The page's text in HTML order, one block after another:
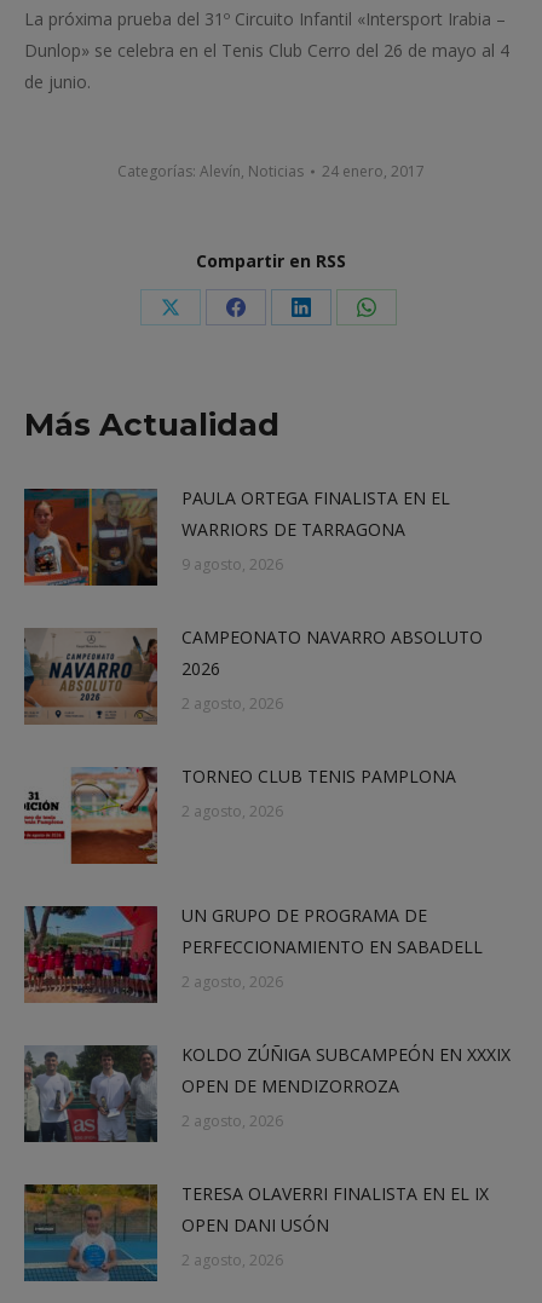
La próxima prueba del 31º Circuito Infantil «Intersport Irabia –
Dunlop» se celebra en el Tenis Club Cerro del 26 de mayo al 4
de junio.
Categorías: Alevín, Noticias 24 enero, 2017
Compartir en RSS
Share Share Share Share
Más Actualidad
PAULA ORTEGA FINALISTA EN EL
WARRIORS DE TARRAGONA
9 agosto, 2026
CAMPEONATO NAVARRO ABSOLUTO
2026
2 agosto, 2026
TORNEO CLUB TENIS PAMPLONA
2 agosto, 2026
UN GRUPO DE PROGRAMA DE
PERFECCIONAMIENTO EN SABADELL
2 agosto, 2026
KOLDO ZÚÑIGA SUBCAMPEÓN EN XXXIX
OPEN DE MENDIZORROZA
2 agosto, 2026
TERESA OLAVERRI FINALISTA EN EL IX
OPEN DANI USÓN
2 agosto, 2026